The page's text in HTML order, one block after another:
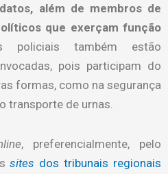
além de membros de
que exerçam função
policiais também estão
pois participam do
formas, como na segurança
transporte de urnas.
, preferencialmente, pelo
sites dos tribunais regionais